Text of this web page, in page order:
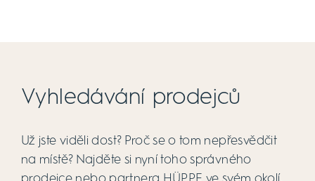
Vyhledávání prodejců
Už jste viděli dost? Proč se o tom nepřesvědčit
na místě? Najděte si nyní toho správného